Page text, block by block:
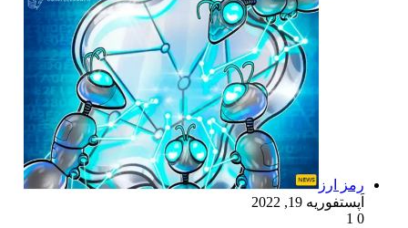
رمز ارز
اَپستفوریه 19, 2022
0